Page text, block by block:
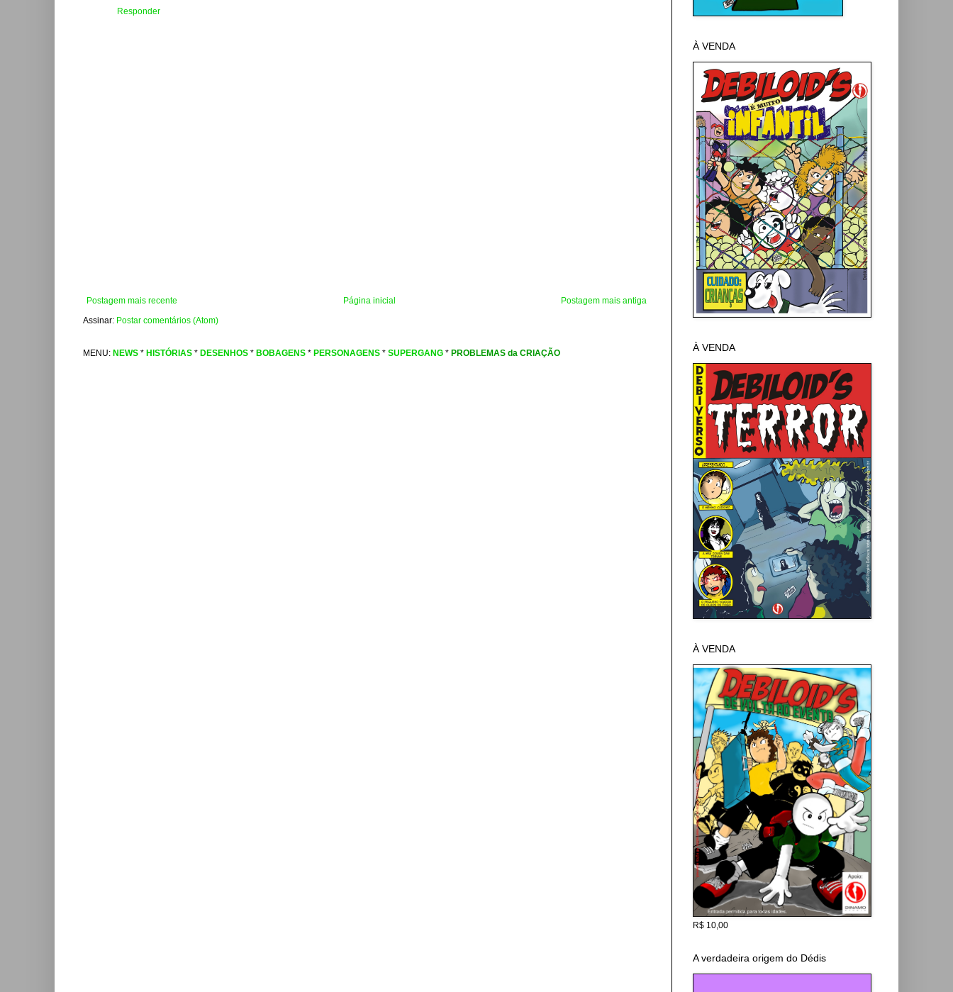
Responder
Postagem mais recente Postagem mais antiga
Página inicial
Assinar: Postar comentários (Atom)
MENU: NEWS * HISTÓRIAS * DESENHOS * BOBAGENS * PERSONAGENS * SUPERGANG * PROBLEMAS da CRIAÇÃO
À VENDA
À VENDA
À VENDA
R$ 10,00
A verdadeira origem do Dédis